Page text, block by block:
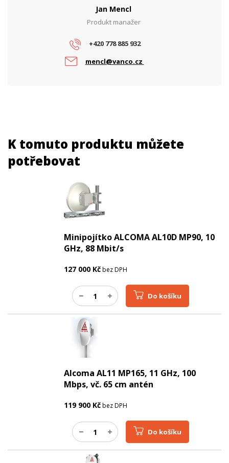
Jan Mencl
Produkt manažer
+420 778 885 932
mencl@vanco.cz
K tomuto produktu můžete
potřebovat
Minipojítko ALCOMA AL10D MP90, 10
GHz, 88 Mbit/s
127 000 Kčbez DPH
Do košíku
Alcoma AL11 MP165, 11 GHz, 100
Mbps, vč. 65 cm antén
119 900 Kčbez DPH
Do košíku